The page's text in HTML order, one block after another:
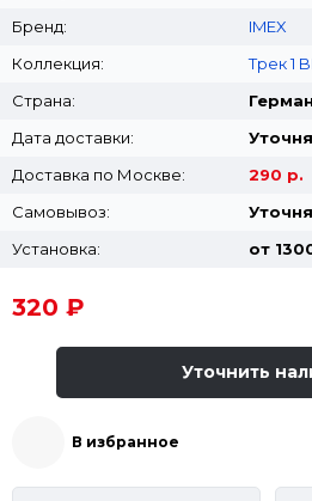
Бренд:
IMEX
Коллекция:
Трек 1
Страна:
Дата доставки:
Доставка по Москве:
290 р.
Самовывоз:
Установка:
от
320 ₽
Уточнить
В избранное